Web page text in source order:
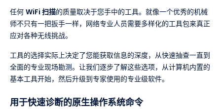
任何 WiFi 扫描的质量取决于您手中的工具。就像一个优秀的机械
师不只有一把扳手一样，网络专业人员需要多样化的工具包来真正
应对各种无线挑战。
工具的选择实际上决定了您能获取信息的深度，从快速抽查一直到
全面的专业现场勘测。让我们逐步了解这些选项，从计算机内置的
基本工具开始，然后升级到专家使用的专业级软件。
用于快速诊断的原生操作系统命令